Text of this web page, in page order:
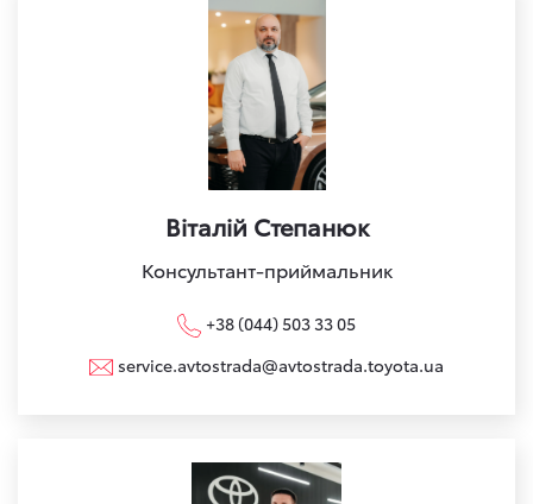
Віталій Степанюк
Консультант-приймальник
+38 (044) 503 33 05
service.avtostrada@avtostrada.toyota.ua